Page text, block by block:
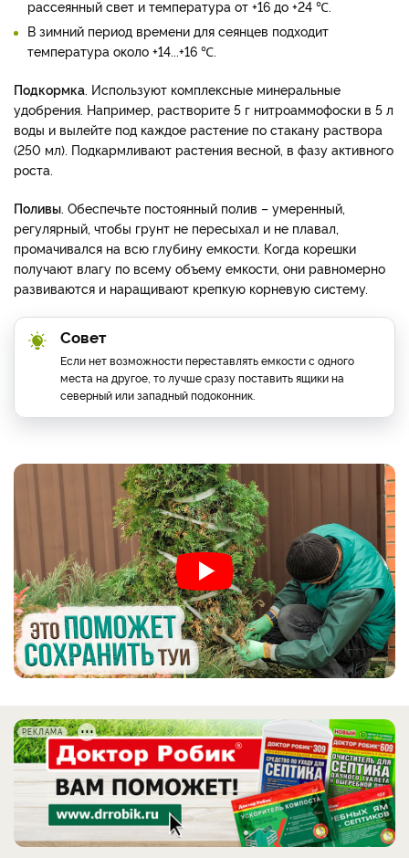
рассеянный свет и температура от +16 до +24 ℃.
В зимний период времени для сеянцев подходит
температура около +14...+16 ℃.
Подкормка. Используют комплексные минеральные
удобрения. Например, растворите 5 г нитроаммофоски в 5 л
воды и вылейте под каждое растение по стакану раствора
(250 мл). Подкармливают растения весной, в фазу активного
роста.
Поливы. Обеспечьте постоянный полив – умеренный,
регулярный, чтобы грунт не пересыхал и не плавал,
промачивался на всю глубину емкости. Когда корешки
получают влагу по всему объему емкости, они равномерно
развиваются и наращивают крепкую корневую систему.
Совет
Если нет возможности переставлять емкости с одного
места на другое, то лучше сразу поставить ящики на
северный или западный подоконник.
РЕКЛАМА